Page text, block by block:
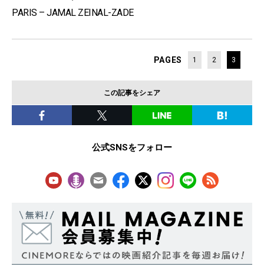
PARIS – JAMAL ZEINAL-ZADE
PAGES 1 2 3
この記事をシェア
公式SNSをフォロー